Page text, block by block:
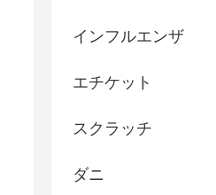
インフルエンザ
エチケット
スクラッチ
ダニ